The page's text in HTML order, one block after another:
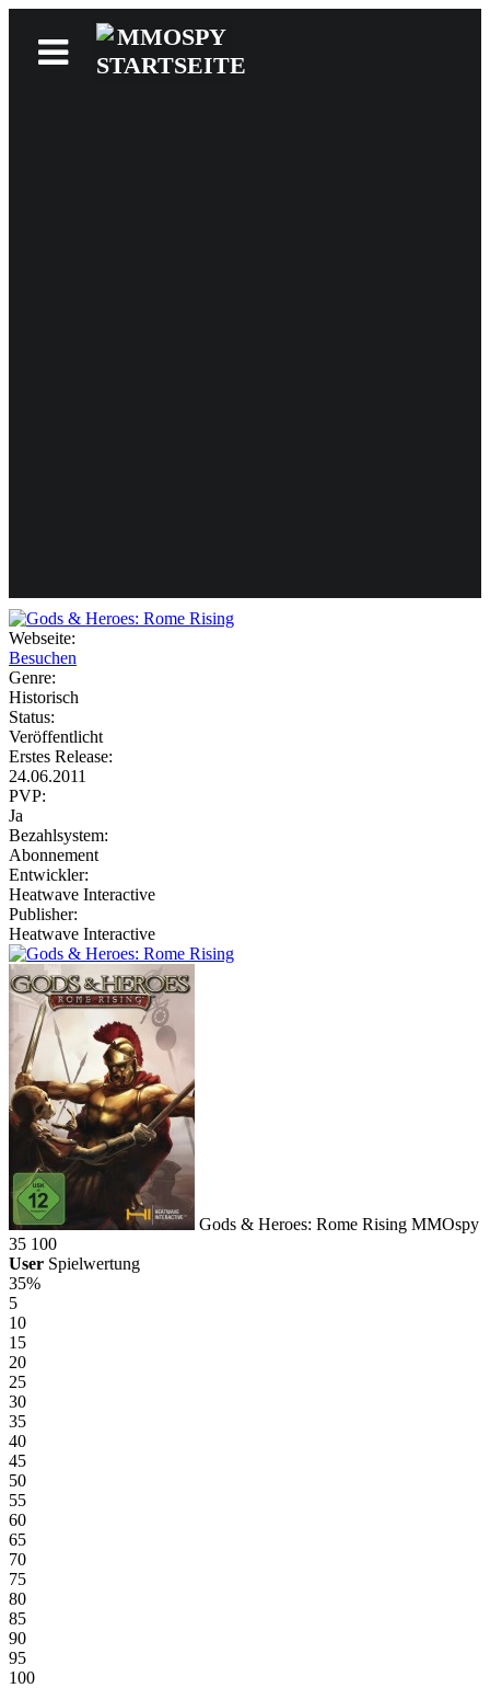
Webseite:
Besuchen
Genre:
Historisch
Status:
Veröffentlicht
Erstes Release:
24.06.2011
PVP:
Ja
Bezahlsystem:
Abonnement
Entwickler:
Heatwave Interactive
Publisher:
Heatwave Interactive
Gods & Heroes: Rome Rising MMOspy
35 100
User Spielwertung
35%
5
10
15
20
25
30
35
40
45
50
55
60
65
70
75
80
85
90
95
100